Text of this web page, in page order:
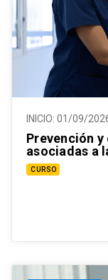
INICIO: 01/09/
Prevención
asociadas a
CURSO